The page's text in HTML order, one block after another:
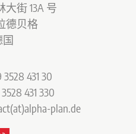
街 13A 号
德贝格
国
431 30
431 330
plan.de